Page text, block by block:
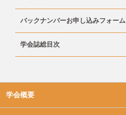
バックナンバーお申し込みフォーム
学会誌総目次
学会概要